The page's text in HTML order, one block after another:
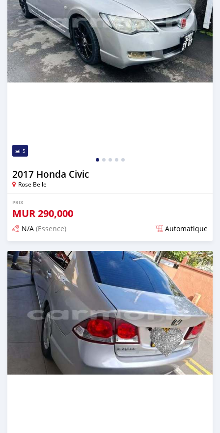
5
2017 Honda Civic
Rose Belle
PRIX
MUR290,000
N/A (Essence) Automatique
Publié il y a plus d'un an